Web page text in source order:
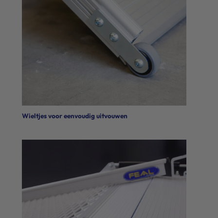
Wieltjes voor eenvoudig uitvouwen